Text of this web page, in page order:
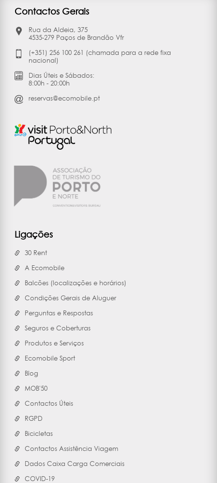
Contactos Gerais
Rua da Aldeia, 375
4535-279 Paços de Brandão Vfr
(+351) 256 100 261 (chamada para a rede fixa
nacional)
Dias Úteis e Sábados:
8:00h - 20:00h
reservas@ecomobile.pt
Ligações
30 Rent
A Ecomobile
Balcões (localizações e horários)
Condições Gerais de Aluguer
Perguntas e Respostas
Seguros e Coberturas
Produtos e Serviços
Ecomobile Sport
Blog
MOB'50
Contactos Úteis
RGPD
Bicicletas
Contactos Assistência Viagem
Dados Caixa Carga Comerciais
COVID-19